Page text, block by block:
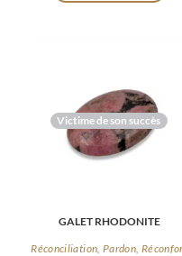
Victime de son succès
GALET RHODONITE
Réconciliation, Pardon,